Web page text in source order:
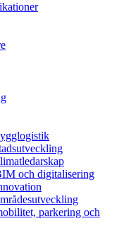
och digitalisering
parkering och